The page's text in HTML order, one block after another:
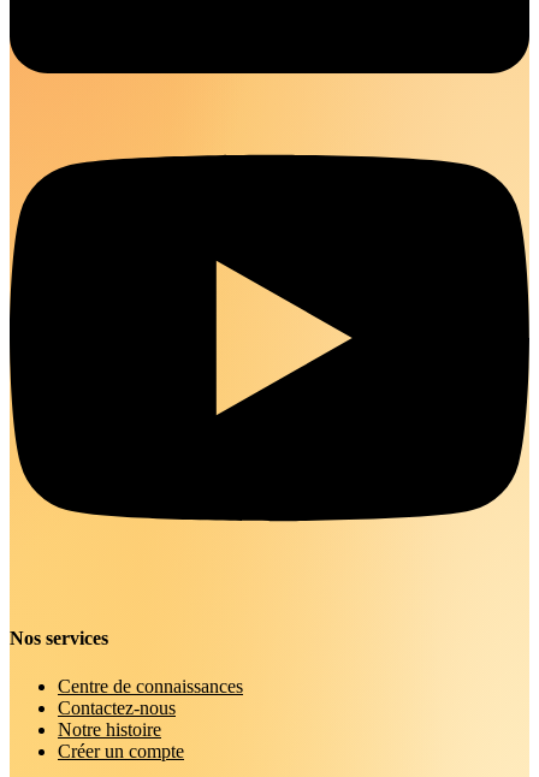
Nos services
Centre de connaissances
Contactez-nous
Notre histoire
Créer un compte